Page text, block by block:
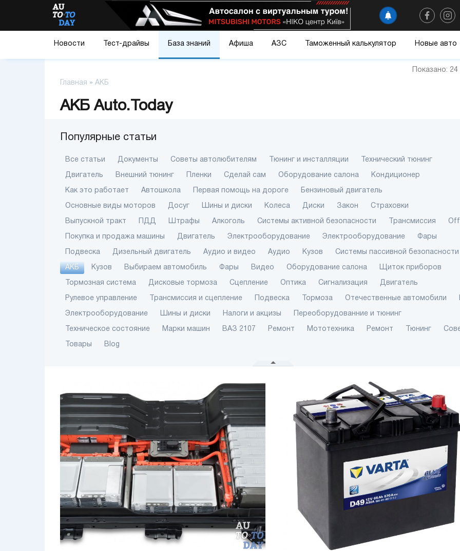
Новости Тест-драйвы База знаний Афиша АЗС Таможенный калькулятор Новые авто
Главная » АКБ
АКБ Auto.Today
Показано:
Популярные статьи
Все статьи Документы Советы автолюбителям Тюнинг и инсталляции Технический тюнинг
Двигатель Внешний тюнинг Пленки Сделай сам Оборудование салона Кондиционер
Как это работает Автошкола Первая помощь на дороге Бензиновый двигатель
Основные виды моторов Досуг Шины и диски Колеса Диски Закон Страховки
Выпускной тракт ПДД Штрафы Алкоголь Системы активной безопасности Трансмиссия
Покупка и продажа машины Двигатель Электрооборудование Электрооборудование Фары
Подвеска Дизельный двигатель Аудио и видео Аудио Кузов Системы пассивной безопасности
АКБ Кузов Выбираем автомобиль Фары Видео Оборудование салона Щиток приборов
Тормозная система Дисковые тормоза Сцепление Оптика Сигнализация Двигатель
Рулевое управление Трансмиссия и сцепление Подвеска Тормоза Отечественные автомобили
Электрооборудование Шины и диски Налоги и акцизы Переоборудованние и тюнинг
Техническое состояние Марки машин ВАЗ 2107 Ремонт Мототехника Ремонт Тюнинг
Товары Blog
На крыше
центра
выросла
0
Логистический
г.Нокиа,
является самой
крыше в
Электростанция